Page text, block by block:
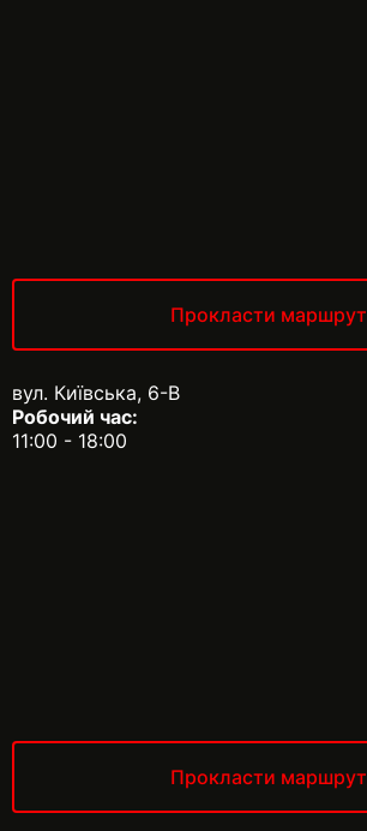
Прокласти маршрут
вул. Київська, 6-В
Робочий час:
11:00 - 18:00
Прокласти маршрут